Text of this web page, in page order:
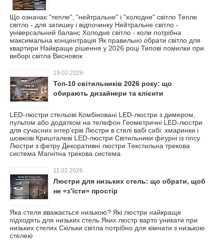
Що означає "тепле", "нейтральне" і "холодне" світло Тепле
світло - для затишку і відпочинку Нейтральне світло -
універсальний баланс Холодне світло - коли потрібна
максимальна концентрація Як правильно обрати світло для
квартири Найкраще рішення у 2026 році Типові помилки при
виборі світла Висновок
19.02.2026
Топ-10 світильників 2026 року: що
обирають дизайнери та клієнти
LED-люстри стельові Комбіновані LED-люстри з димером,
пультом або додатком на телефон Геометричні LED-люстри
для сучасних інтер’єрів Люстри в стилі вабі сабі: хмаринки і
шовкові Кришталеві LED-люстри Світильники фігурні із гіпсу
Люстри з фетру Декоративні люстри Текстильна трекова
система Магнітна трекова система
11.02.2026
Люстри для низьких стель: що обрати, щоб
не «з’їсти» простір
Яка стеля вважається низькою? Які люстри найкраще
підходять для низьких стель Яких люстр варто уникати при
низьких стелях Скільки світла потрібно для кімнати з низькою
стелею